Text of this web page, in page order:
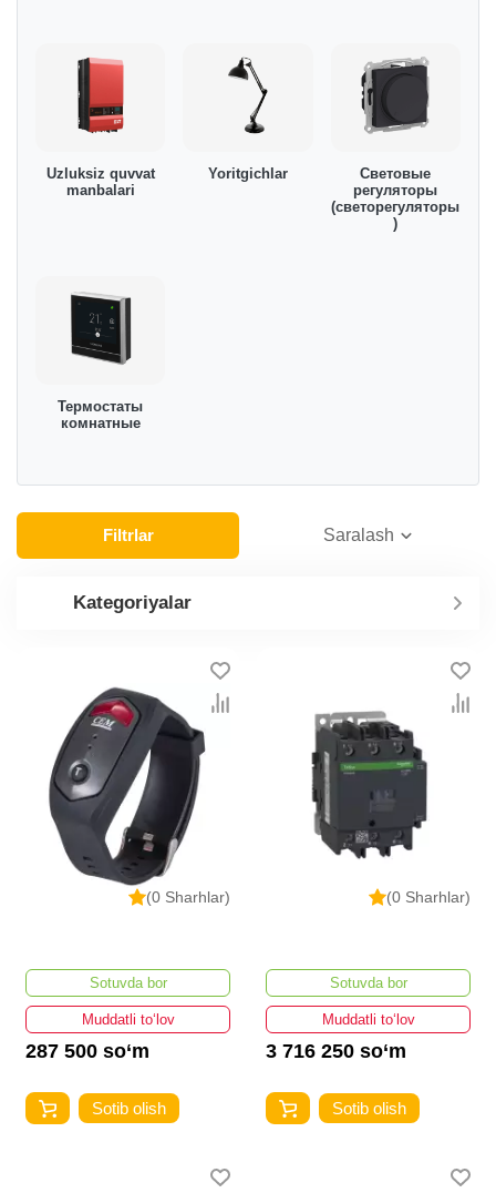
Uzluksiz quvvat
manbalari
Yoritgichlar
Световые
регуляторы
(светорегуляторы
)
Термостаты
комнатные
Filtrlar Saralash
Kategoriyalar
(0 Sharhlar)
Sotuvda bor
Muddatli to‘lov
287 500 so‘m
Sotib olish
(0 Sharhlar)
Sotuvda bor
Muddatli to‘lov
3 716 250 so‘m
Sotib olish